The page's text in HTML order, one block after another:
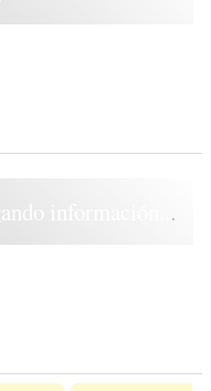
información...